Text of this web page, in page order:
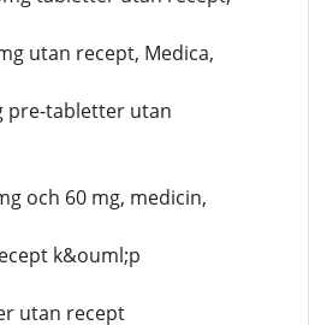
utan recept, Medica,
pre-tabletter utan
och 60 mg, medicin,
k&ouml;p
utan recept